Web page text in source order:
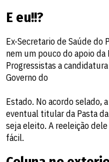
E eu!!?
Ex-Secretario de Saúde do
nem um pouco do apoio da
Progressistas a
Governo do
Estado. No acordo selado,
eventual titular da Pasta
seja eleito. A reeleição
fácil.